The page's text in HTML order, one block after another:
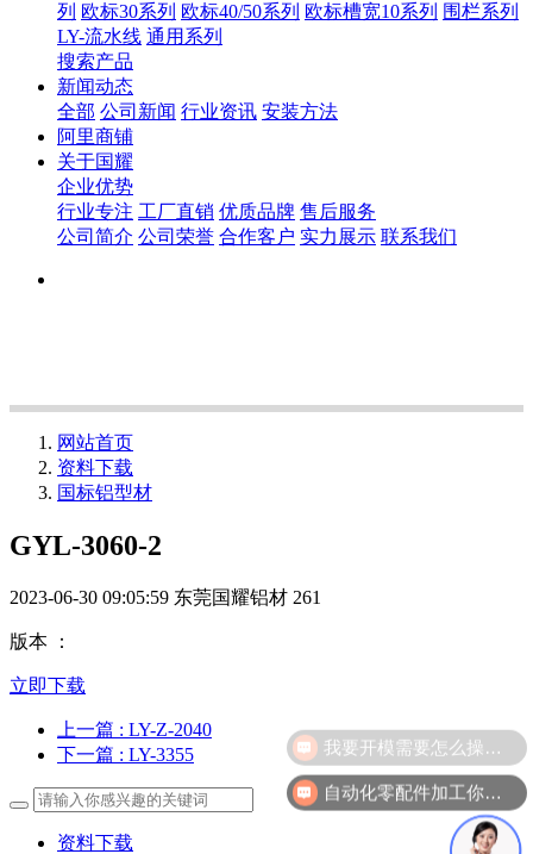
列 欧标30系列 欧标40/50系列 欧标槽宽10系列 围栏系列
LY-流水线 通用系列
搜索产品
新闻动态
全部 公司新闻 行业资讯 安装方法
阿里商铺
关于国耀
企业优势
行业专注 工厂直销 优质品牌 售后服务
公司简介 公司荣誉 合作客户 实力展示 联系我们
网站首页
资料下载
国标铝型材
GYL-3060-2
2023-06-30 09:05:59 东莞国耀铝材 261
版本 ：
立即下载
上一篇 : LY-Z-2040
下一篇 : LY-3355
资料下载